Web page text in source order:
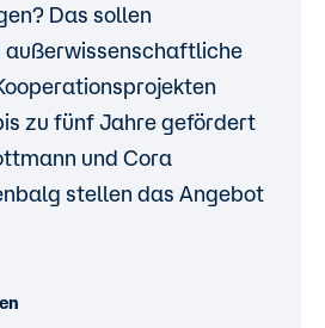
Das sollen
außerwissenschaftliche
zu fünf Jahre gefördert
und Cora
stellen das Angebot